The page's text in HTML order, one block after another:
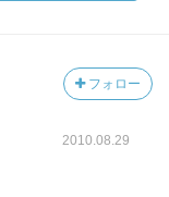
フォロー
2010.08.29